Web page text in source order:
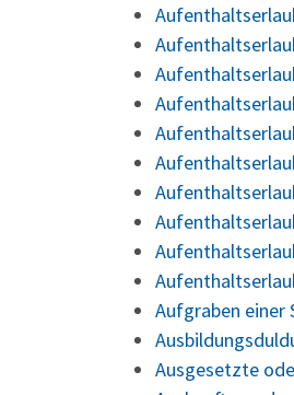
Aufgraben einer
Ausgesetzte